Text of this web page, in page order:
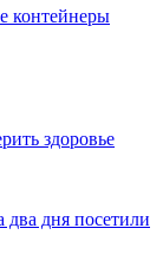
контейнеры
здоровье
дня посетили